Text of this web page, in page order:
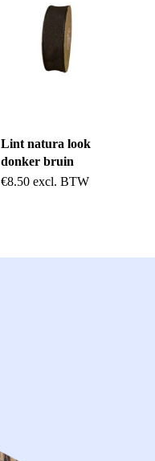
Lint natura look
donker bruin
€8.50 excl. BTW